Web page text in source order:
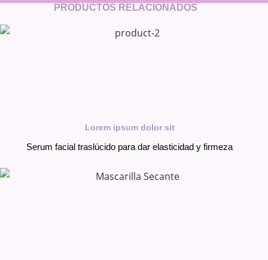
PRODUCTOS RELACIONADOS
Lorem ipsum dolor sit
Serum facial traslúcido para dar elasticidad y firmeza